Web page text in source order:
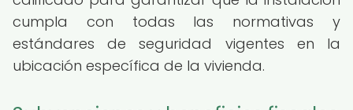
cumpla con todas las normativas y
estándares de seguridad vigentes en la
ubicación específica de la vivienda.